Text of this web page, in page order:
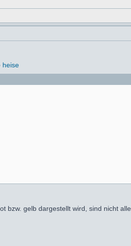
heise
gelb dargestellt wird, sind nicht